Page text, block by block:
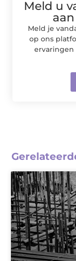
Meld u
Meld je
op ons